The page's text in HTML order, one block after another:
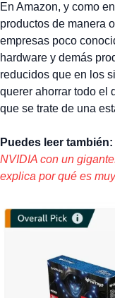
En Amazon, y como
productos de manera
empresas poco
hardware y demás
reducidos que en los
querer ahorrar todo el
que se trate de una
Puedes leer también:
NVIDIA con un
explica por qué es